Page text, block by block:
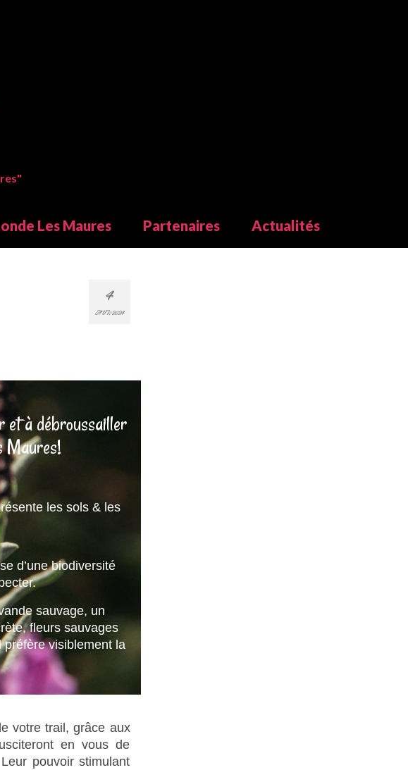
Les Maures Partenaires Actualités
4
AVR 2024
et à débroussailler
Maures!
les sols & les
d’une biodiversité
sauvage, un
fleurs sauvages
visiblement la
votre trail, grâce aux
en vous de
pouvoir stimulant